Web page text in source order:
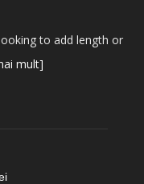
to add length or
mult]